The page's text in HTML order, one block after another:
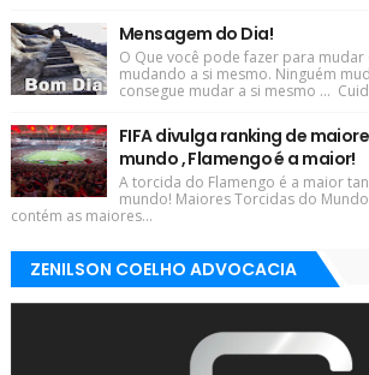
Mensagem do Dia!
O Que você pode fazer para mudar
mudando a si mesmo. Ninguém
consegue mudar a si mesmo ...
FIFA divulga ranking de
mundo , Flamengo é a maior!
A torcida do Flamengo é a maior
mundo! Maiores Torcidas do
contém as maiores...
ZENILSON COELHO ADVOCACIA